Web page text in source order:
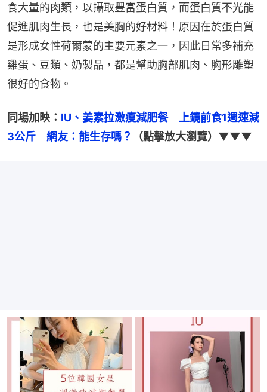
食大量的肉類，以攝取豐富蛋白質，而蛋白質不光能
促進肌肉生長，也是美胸的好材料！原因在於蛋白質
是形成女性荷爾蒙的主要元素之一，因此日常多補充
雞蛋、豆類、奶製品，都是幫助胸部肌肉、胸形雕塑
很好的食物。
同場加映： IU、姜素拉激瘦減肥餐　上鏡前食1週速減
3公斤　網友：能生存嗎？
（點擊放大瀏覽）▼▼▼